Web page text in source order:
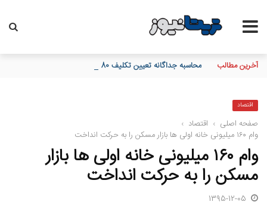
آخرین مطالب محاسبه جداگانه تعیین تکلیف 80 درصد برگه چک‌های کاغذی و الکترونیکی هنگام درخواست دسته چک
اقتصاد
صفحه اصلی › اقتصاد ›
وام ۱۶۰ میلیونی خانه اولی ها بازار مسکن را به حرکت انداخت
وام ۱۶۰ میلیونی خانه اولی ها بازار
مسکن را به حرکت انداخت
1395-12-05